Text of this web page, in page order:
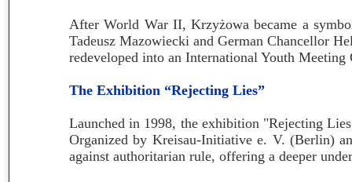
After World War II, Krzyżowa became a
Tadeusz Mazowiecki and German Chancellor
redeveloped into an International Youth
The Exhibition “Rejecting Lies”
Launched in 1998, the exhibition "Rejecting
Organized by Kreisau-Initiative e. V. (Berlin)
against authoritarian rule, offering a deeper